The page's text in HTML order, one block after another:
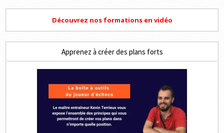
Découvrez nos formations en vidéo
Apprenez à créer des plans forts